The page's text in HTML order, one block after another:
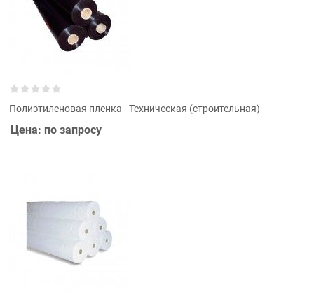
Полиэтиленовая пленка - Техническая (строительная)
Цена: по запросу